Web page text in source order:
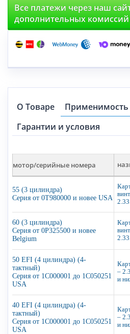
Все платежи через наш
дополнительных комиссий
О Товаре
Применимость
Гарантии и условия
мотор/серийные номера
55 (3 цилиндра)
Серия от 0T980000 и новее USA
60 (3 цилиндра)
Серия от 0P325500 и новее
Belgium
50 EFI (4 цилиндра) (4-
тактный)
Серия от 1C000001 до 1C050251
USA
–
и
40 EFI (4 цилиндра) (4-
тактный)
Серия от 1C000001 до 1C050251
USA
–
и